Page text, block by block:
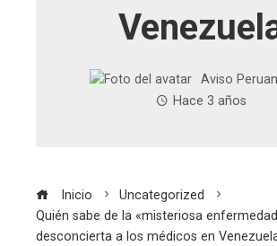
Aviso
Hace 3 años
Inicio
Uncategorized
Quién sabe de la «misteriosa
desconcierta a los médicos en